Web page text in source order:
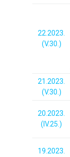
22.2023.
(V.30.)
21.2023.
(V.30.)
20.2023.
(IV.25.)
19.2023.